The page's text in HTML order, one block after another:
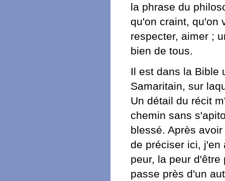
la phrase du
qu'on craint, qu'on
respecter, aimer ;
bien de tous.
Il est dans la Bible
Samaritain, sur
Un détail du récit
chemin sans
blessé. Après
de préciser ici, j'en
peur, la peur
passe près d'un